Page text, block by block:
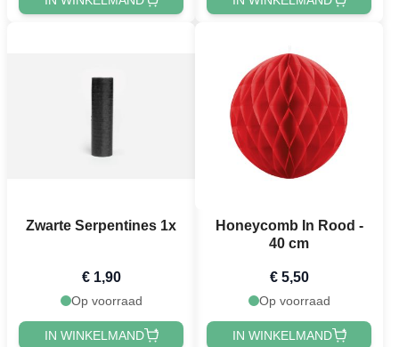
Zwarte Serpentines 1x
€ 1,90
Op voorraad
IN WINKELMAND
Honeycomb In Rood -
40 cm
€ 5,50
Op voorraad
IN WINKELMAND